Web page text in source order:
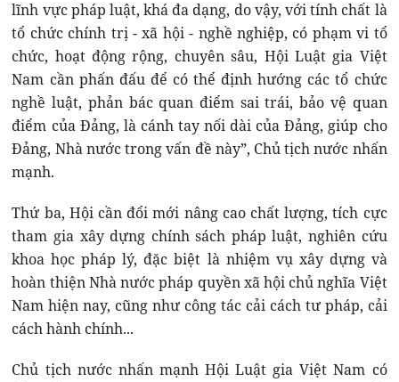
lĩnh vực pháp luật, khá đa dạng, do vậy, với tính chất là
tổ chức chính trị - xã hội - nghề nghiệp, có phạm vi tổ
chức, hoạt động rộng, chuyên sâu, Hội Luật gia Việt
Nam cần phấn đấu để có thể định hướng các tổ chức
nghề luật, phản bác quan điểm sai trái, bảo vệ quan
điểm của Đảng, là cánh tay nối dài của Đảng, giúp cho
Đảng, Nhà nước trong vấn đề này”, Chủ tịch nước nhấn
mạnh.
Thứ ba, Hội cần đổi mới nâng cao chất lượng, tích cực
tham gia xây dựng chính sách pháp luật, nghiên cứu
khoa học pháp lý, đặc biệt là nhiệm vụ xây dựng và
hoàn thiện Nhà nước pháp quyền xã hội chủ nghĩa Việt
Nam hiện nay, cũng như công tác cải cách tư pháp, cải
cách hành chính...
Chủ tịch nước nhấn mạnh Hội Luật gia Việt Nam có